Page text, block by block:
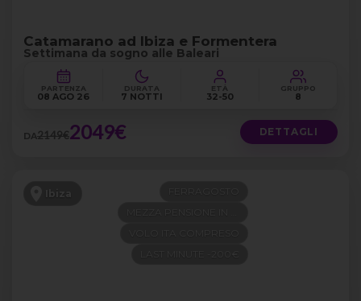
Catamarano ad Ibiza e Formentera
Settimana da sogno alle Baleari
PARTENZA
08 AGO 26
DURATA
7 NOTTI
ETÀ
32-50
GRUPPO
8
DA2149€2049€ DETTAGLI
Ibiza